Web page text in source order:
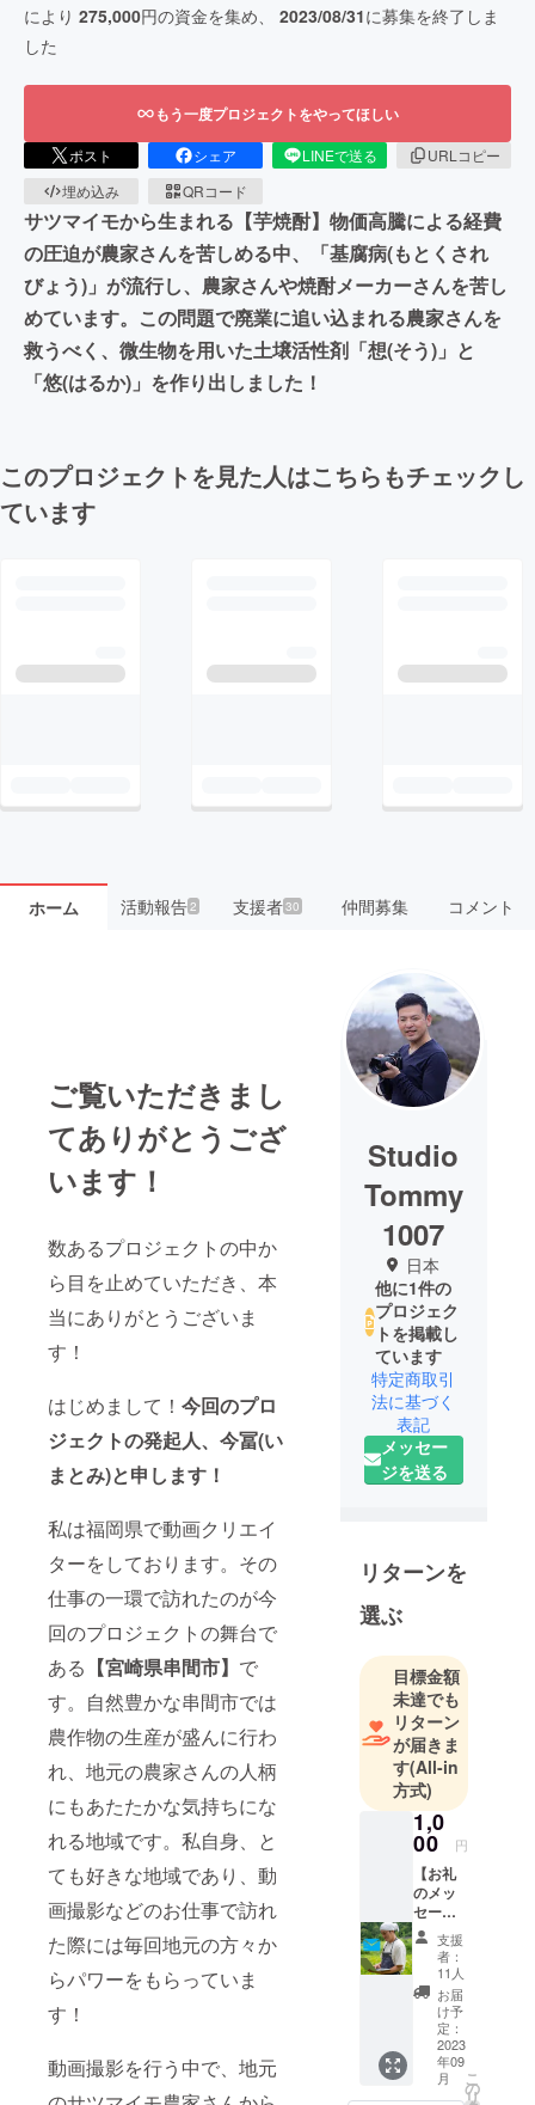
により 275,000円の資金を集め、 2023/08/31に募集を終了しま
した
もう一度プロジェクトをやってほしい
ポスト シェア LINEで送る
URLコピー
埋め込み
QRコード
サツマイモから生まれる【芋焼酎】物価高騰による経費
の圧迫が農家さんを苦しめる中、「基腐病(もとくされ
びょう)」が流行し、農家さんや焼酎メーカーさんを苦し
めています。この問題で廃業に追い込まれる農家さんを
救うべく、微生物を用いた土壌活性剤「想(そう)」と
「悠(はるか)」を作り出しました！
このプロジェクトを見た人はこちらもチェックし
ています
ホーム 活動報告2 支援者30 仲間募集 コメント
ご覧いただきまし
てありがとうござ
います！
数あるプロジェクトの中か
ら目を止めていただき、本
当にありがとうございま
す！
はじめまして！ 今回のプロ
ジェクトの発起人、今冨(い
まとみ)と申します！
私は福岡県で動画クリエイ
ターをしております。その
仕事の一環で訪れたのが今
回のプロジェクトの舞台で
ある 【宮崎県串間市】 で
す。自然豊かな串間市では
農作物の生産が盛んに行わ
れ、地元の農家さんの人柄
にもあたたかな気持ちにな
れる地域です。私自身、と
ても好きな地域であり、動
画撮影などのお仕事で訪れ
た際には毎回地元の方々か
らパワーをもらっていま
す！
動画撮影を行う中で、地元
Studio
Tommy
1007
日本
他に1件の
プロジェク
トを掲載し
ています
特定商取引
法に基づく
表記
メッセー
ジを送る
リターンを
選ぶ
目標金額
未達でも
リターン
が届きま
す(All-in
方式)
1,0
00 円
【お礼
のメッ
セー
ジ】 感
謝の気
持ちを
メール
にてお
送りさ
せてい
ただき
ます！
支援
者：
11人
お届
け予
定：
2023
年09
月
こ
の
リ